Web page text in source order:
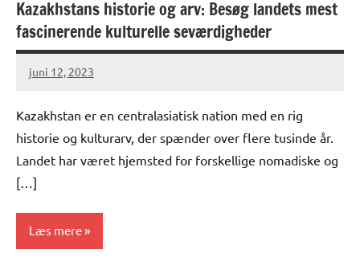
Kazakhstans historie og arv: Besøg landets mest
fascinerende kulturelle seværdigheder
juni 12, 2023
Kazakhstan er en centralasiatisk nation med en rig
historie og kulturarv, der spænder over flere tusinde år.
Landet har været hjemsted for forskellige nomadiske og
[…]
Læs mere